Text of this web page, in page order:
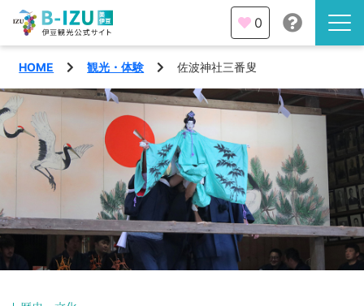
伊豆半島を知る
伊豆のみどころ
みる
あそぶ
あじわう
観光・体験
エリア
特集
0
HOME 観光・体験 佐波神社三番叟